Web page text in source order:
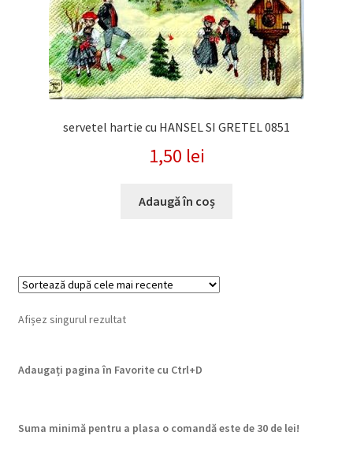
servetel hartie cu HANSEL SI GRETEL 0851
1,50 lei
Adaugă în coș
Afișez singurul rezultat
Adaugați pagina în Favorite cu Ctrl+D
Suma minimă pentru a plasa o comandă este de 30 de lei!